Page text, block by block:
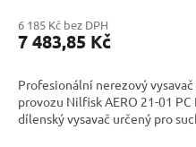
6 185 Kč bez DPH
7 483,85 Kč
Profesionální nerezový
provozu Nilfisk AERO 21-01
dílenský vysavač určený pro